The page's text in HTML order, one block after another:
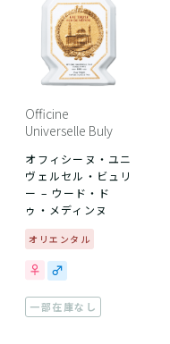
Officine
Universelle Buly
オフィシーヌ・ユニ
ヴェルセル・ビュリ
ー – ウード・ド
ゥ・メディンヌ
オリエンタル
一部在庫なし